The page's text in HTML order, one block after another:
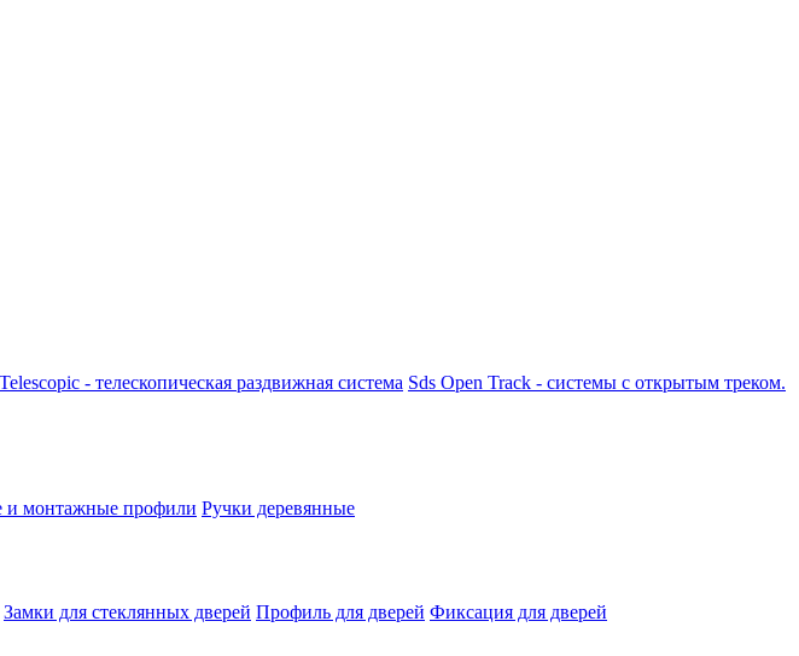
- телескопическая раздвижная система Sds Open Track - системы с открытым треком.
и монтажные профили Ручки деревянные
Замки для стеклянных дверей Профиль для дверей Фиксация для дверей